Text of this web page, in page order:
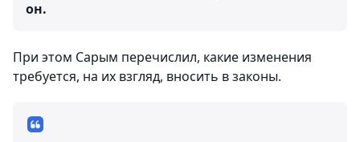
он.
При этом Сарым перечислил, какие изменения
требуется, на их взгляд, вносить в законы.